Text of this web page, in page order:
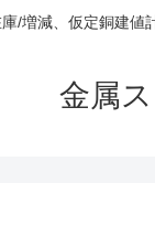
/増減、仮定銅建
金属